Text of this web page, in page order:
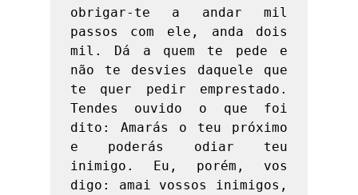
obrigar-te a andar mil
passos com ele, anda dois
mil. Dá a quem te pede e
não te desvies daquele que
te quer pedir emprestado.
Tendes ouvido o que foi
dito: Amarás o teu próximo
e poderás odiar teu
inimigo. Eu, porém, vos
digo: amai vossos inimigos,